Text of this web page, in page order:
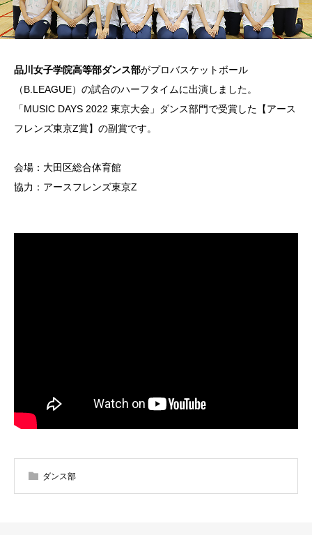
品川女子学院高等部ダンス部がプロバスケットボール
（B.LEAGUE）の試合のハーフタイムに出演しました。
「MUSIC DAYS 2022 東京大会」ダンス部門で受賞した【アース
フレンズ東京Z賞】の副賞です。
会場：大田区総合体育館
協力：アースフレンズ東京Z
ダンス部